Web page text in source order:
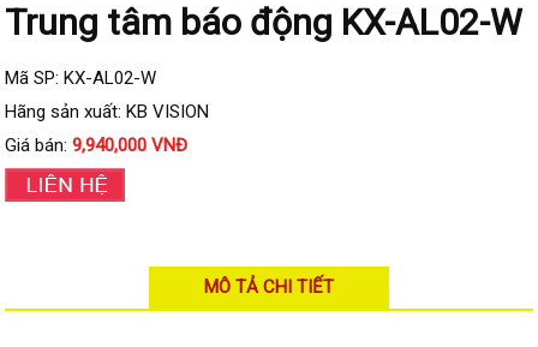
Camera Visionhitech
Camera KBVISION
Camera HDParagon
Đầu ghi Analog
Đầu ghi HDParagon
Trung tâm báo động KX-AL02-W
Mã SP: KX-AL02-W
Hãng sản xuất: KB VISION
Giá bán:9,940,000 VNĐ
MÔ TẢ CHI TIẾT